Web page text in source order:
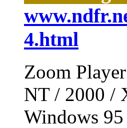
4.html
Zoom Player
NT / 2000 /
Windows